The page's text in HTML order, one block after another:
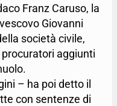
Franz Caruso, la
Giovanni
società civile,
aggiunti
– ha poi detto il
con sentenze di